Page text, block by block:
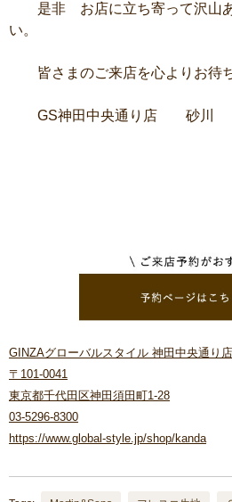
是非 お店に立ち寄って沢山あ
い。
皆さまのご来店を心よりお待ち
GS神田中央通り店 砂川
GINZAグローバルスタイル 神田中央通り店
〒101-0041
東京都千代田区神田須田町1-28
03-5296-8300
https://www.global-style.jp/shop/kanda